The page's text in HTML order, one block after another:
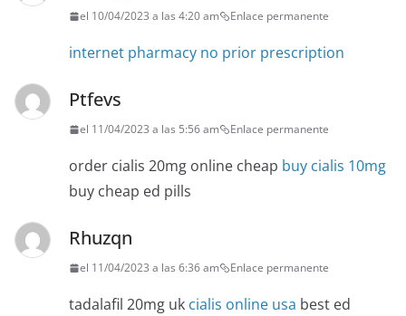
el 10/04/2023 a las 4:20 am Enlace permanente
internet pharmacy no prior prescription
Ptfevs
el 11/04/2023 a las 5:56 am Enlace permanente
order cialis 20mg online cheap buy cialis 10mg
buy cheap ed pills
Rhuzqn
el 11/04/2023 a las 6:36 am Enlace permanente
tadalafil 20mg uk cialis online usa best ed